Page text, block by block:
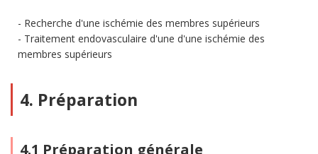
Recherche d'une ischémie des membres supérieurs
Traitement endovasculaire d'une d'une ischémie des
membres supérieurs
4. Préparation
4.1 Préparation générale